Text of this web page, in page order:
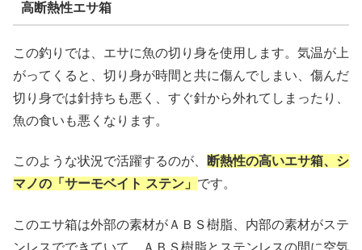
高断熱性エサ箱
この釣りでは、エサに魚の切り身を使用します。気温が上
がってくると、切り身が時間と共に傷んでしまい、傷んだ
切り身では針持ちも悪く、すぐ針から外れてしまったり、
魚の食いも悪くなります。
このような状況で活躍するのが、
断熱性の高いエサ箱、シ
マノの「サーモベイト ステン」 です。
このエサ箱は外部の素材がＡＢＳ樹脂、内部の素材がステ
ンレスでできていて、ＡＢＳ樹脂とステンレスの間に空気